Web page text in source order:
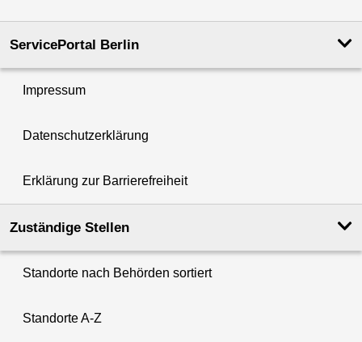
ServicePortal Berlin
Impressum
Datenschutzerklärung
Erklärung zur Barrierefreiheit
Zuständige Stellen
Standorte nach Behörden sortiert
Standorte A-Z